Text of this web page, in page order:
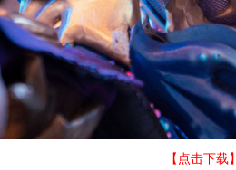
【点击下载】